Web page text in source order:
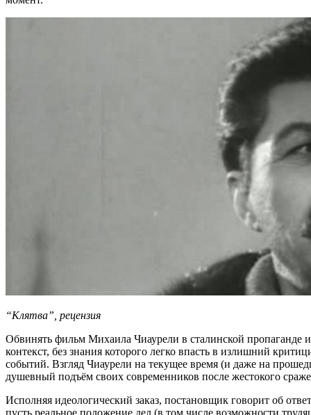
“Клятва”, рецензия
Обвинять фильм Михаила Чиаурели в сталинской пропаганде
контекст, без знания которого легко впасть в излишний
событий. Взгляд Чиаурели на текущее время (и даже на
душевный подъём своих современников после жестокого
Исполняя идеологический заказ, постановщик говорит об
пусть реальное положение дел (в том числе возможности